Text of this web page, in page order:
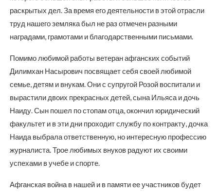
раскрытых дел. За время его деятельности в этой отрасли
труд нашего земляка был не раз отмечен разными
наградами, грамотами и благодарственными письмами.
Помимо любимой работы ветеран афганских событий
Дилимхан Насырович посвящает себя своей любимой
семье, детям и внукам. Они с супругой Розой воспитали и
вырастили двоих прекрасных детей, сына Ильяса и дочь
Наиду. Сын пошел по стопам отца, окончил юридический
факультет и в эти дни проходит службу по контракту, дочка
Наида выбрала ответственную, но интересную профессию
журналиста. Трое любимых внуков радуют их своими
успехами в учебе и спорте.
Афганская война в нашей и в памяти ее участников будет